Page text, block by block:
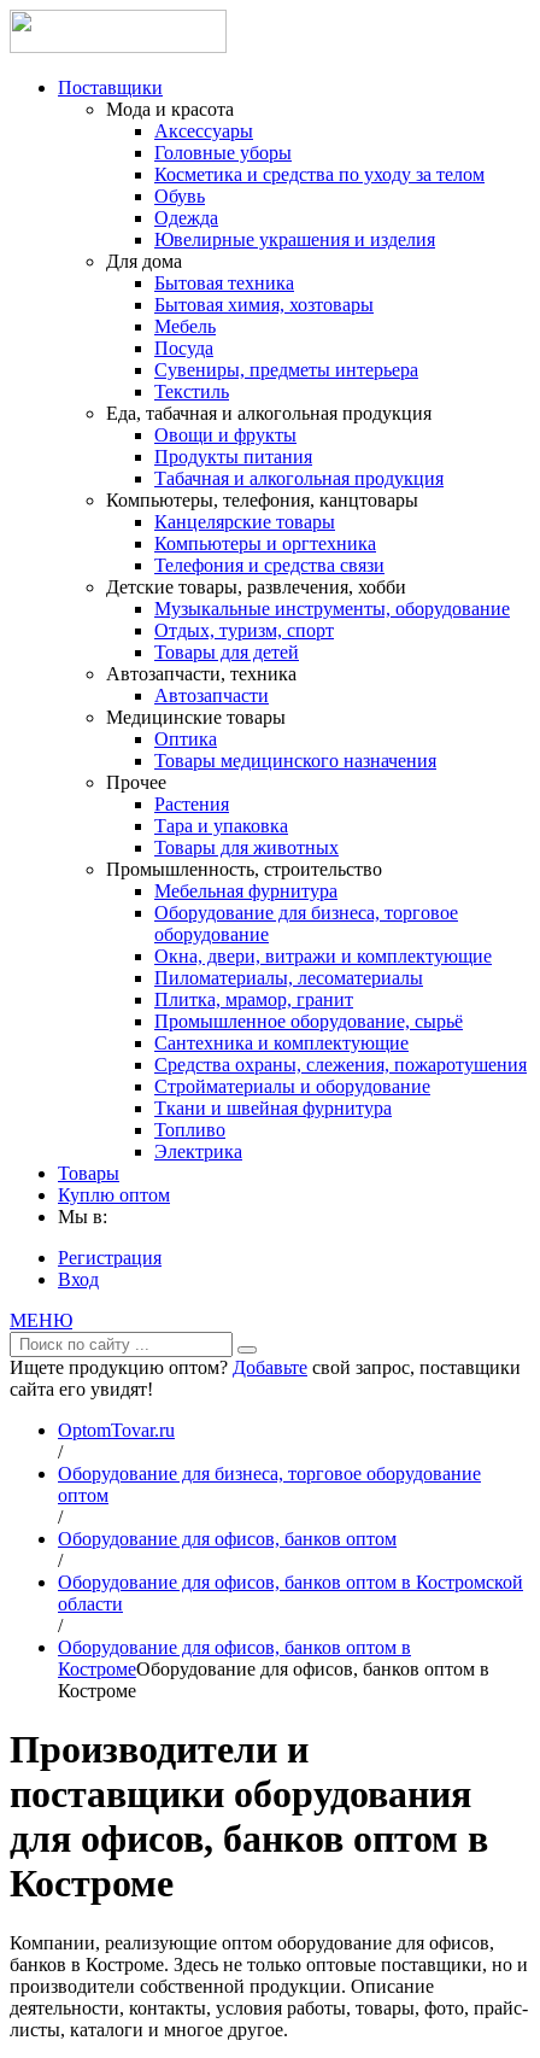
Поставщики
Мода и красота
Аксессуары
Головные уборы
Косметика и средства по уходу за телом
Обувь
Одежда
Ювелирные украшения и изделия
Для дома
Бытовая техника
Бытовая химия, хозтовары
Мебель
Посуда
Сувениры, предметы интерьера
Текстиль
Еда, табачная и алкогольная продукция
Овощи и фрукты
Продукты питания
Табачная и алкогольная продукция
Компьютеры, телефония, канцтовары
Канцелярские товары
Компьютеры и оргтехника
Телефония и средства связи
Детские товары, развлечения, хобби
Музыкальные инструменты, оборудование
Отдых, туризм, спорт
Товары для детей
Автозапчасти, техника
Автозапчасти
Медицинские товары
Оптика
Товары медицинского назначения
Прочее
Растения
Тара и упаковка
Товары для животных
Промышленность, строительство
Мебельная фурнитура
Оборудование для бизнеса, торговое
оборудование
Окна, двери, витражи и комплектующие
Пиломатериалы, лесоматериалы
Плитка, мрамор, гранит
Промышленное оборудование, сырьё
Сантехника и комплектующие
Средства охраны, слежения, пожаротушения
Стройматериалы и оборудование
Ткани и швейная фурнитура
Топливо
Электрика
Товары
Куплю оптом
Мы в:
Регистрация
Вход
МЕНЮ
Ищете продукцию оптом? Добавьте свой запрос, поставщики
сайта его увидят!
OptomTovar.ru
/
Оборудование для бизнеса, торговое оборудование
оптом
/
Оборудование для офисов, банков оптом
/
Оборудование для офисов, банков оптом в Костромской
области
/
Оборудование для офисов, банков оптом в
КостромеОборудование для офисов, банков оптом в
Костроме
Производители и
поставщики оборудования
для офисов, банков оптом в
Костроме
Компании, реализующие оптом оборудование для офисов,
банков в Костроме. Здесь не только оптовые поставщики, но и
производители собственной продукции. Описание
деятельности, контакты, условия работы, товары, фото, прайс-
листы, каталоги и многое другое.